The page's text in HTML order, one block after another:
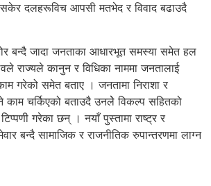
दलहरूविच आपसी मतभेद र विवाद बढाउदै
बन्दै जादा जनताका आधारभूत समस्या समेत हल
राज्यले कानुन र विधिका नाममा जनतालाई
गरेको समेत बताए । जनतामा निराशा र
काम चर्किएको बताउदै उनलेे विकल्प सहितको
गरेका छन् । नयाँ पुस्तामा राष्ट्र र
बन्दै सामाजिक र राजनीतिक रुपान्तरणमा लाग्न